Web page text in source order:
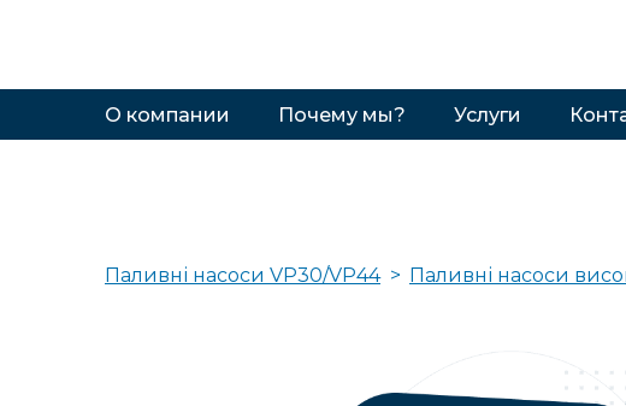
О компании Почему мы? Услуги
Паливні насоси VP30/VP44 Паливні насоси